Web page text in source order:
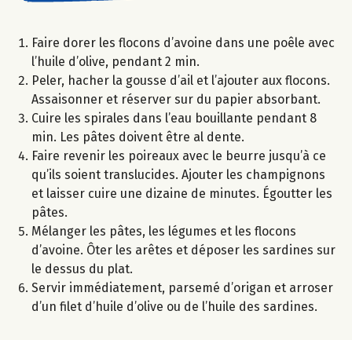
Faire dorer les flocons d’avoine dans une poêle avec
l’huile d’olive, pendant 2 min.
Peler, hacher la gousse d’ail et l’ajouter aux flocons.
Assaisonner et réserver sur du papier absorbant.
Cuire les spirales dans l’eau bouillante pendant 8
min. Les pâtes doivent être al dente.
Faire revenir les poireaux avec le beurre jusqu’à ce
qu’ils soient translucides. Ajouter les champignons
et laisser cuire une dizaine de minutes. Égoutter les
pâtes.
Mélanger les pâtes, les légumes et les flocons
d’avoine. Ôter les arêtes et déposer les sardines sur
le dessus du plat.
Servir immédiatement, parsemé d’origan et arroser
d’un filet d’huile d’olive ou de l’huile des sardines.